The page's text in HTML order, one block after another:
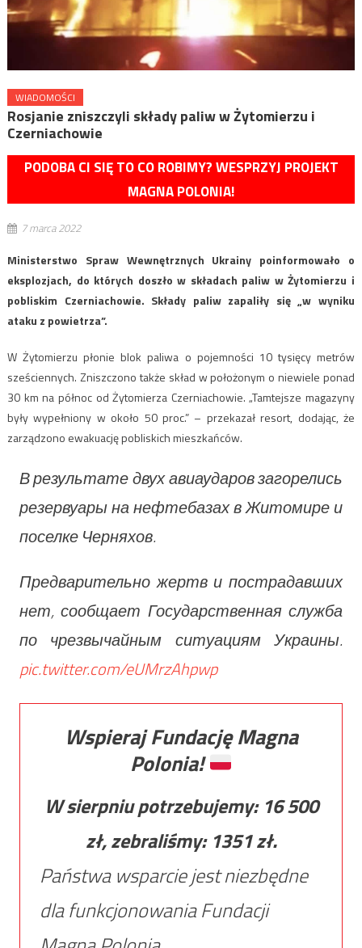
WIADOMOŚCI
Rosjanie zniszczyli składy paliw w Żytomierzu i
Czerniachowie
PODOBA CI SIĘ TO CO ROBIMY? WESPRZYJ PROJEKT
MAGNA POLONIA!
7 marca 2022
Ministerstwo Spraw Wewnętrznych Ukrainy poinformowało o
eksplozjach, do których doszło w składach paliw w Żytomierzu i
pobliskim Czerniachowie. Składy paliw zapaliły się „w wyniku
ataku z powietrza”.
W Żytomierzu płonie blok paliwa o pojemności 10 tysięcy metrów
sześciennych. Zniszczono także skład w położonym o niewiele ponad
30 km na północ od Żytomierza Czerniachowie. „Tamtejsze magazyny
były wypełniony w około 50 proc.” – przekazał resort, dodając, że
zarządzono ewakuację pobliskich mieszkańców.
В результате двух авиаударов загорелись
резервуары на нефтебазах в Житомире и
поселке Черняхов.
Предварительно жертв и пострадавших
нет, сообщает Государственная служба
по чрезвычайным ситуациям Украины.
pic.twitter.com/eUMrzAhpwp
Wspieraj Fundację Magna
Polonia!
W sierpniu potrzebujemy: 16 500
zł, zebraliśmy: 1351zł.
Państwa wsparcie jest niezbędne
dla funkcjonowania Fundacji